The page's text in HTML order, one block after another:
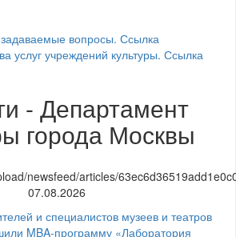
- Департамент
города Москвы
07.08.2026
и специалистов музеев и театров
MBA-программу «Лаборатория